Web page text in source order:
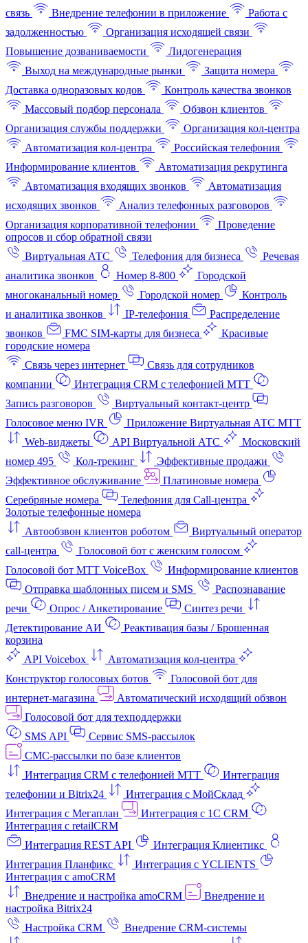
связь
Внедрение телефонии в приложение
Работа с
задолженностью
Организация исходящей связи
Повышение дозваниваемости
Лидогенерация
Выход на международные рынки
Защита номера
Доставка одноразовых кодов
Контроль качества звонков
Массовый подбор персонала
Обзвон клиентов
Организация службы поддержки
Организация кол-центра
Автоматизация кол-центра
Российская телефония
Информирование клиентов
Автоматизация рекрутинга
Автоматизация входящих звонков
Автоматизация
исходящих звонков
Анализ телефонных разговоров
Организация корпоративной телефонии
Проведение
опросов и сбор обратной связи
Виртуальная АТС
Телефония для бизнеса
Речевая
аналитика звонков
Номер 8-800
Городской
многоканальный номер
Городской номер
Контроль
и аналитика звонков
IP-телефония
Распределение
звонков
FMC SIM-карты для бизнеса
Красивые
городские номера
Связь через интернет
Связь для сотрудников
компании
Интеграция CRM с телефонией МТТ
Запись разговоров
Виртуальный контакт‑центр
Голосовое меню IVR
Приложение Виртуальная АТС МТТ
Web-виджеты
API Виртуальной АТС
Московский
номер 495
Кол-трекинг
Эффективные продажи
Эффективное обслуживание
Платиновые номера
Серебряные номера
Телефония для Call-центра
Золотые телефонные номера
Автообзвон клиентов роботом
Виртуальный оператор
call-центра
Голосовой бот с женским голосом
Голосовой бот МТТ VoiceBox
Информирование клиентов
Отправка шаблонных писем и SMS
Распознавание
речи
Опрос / Анкетирование
Синтез речи
Детектирование АИ
Реактивация базы / Брошенная
корзина
API Voicebox
Автоматизация кол‑центра
Конструктор голосовых ботов
Голосовой бот для
интернет‑магазина
Автоматический исходящий обзвон
Голосовой бот для техподдержки
SMS API
Сервис SMS-рассылок
СМС-рассылки по базе клиентов
Интеграция CRM с телефонией МТТ
Интеграция
телефонии и Bitrix24
Интеграция с МойСклад
Интеграция с Мегаплан
Интеграция с 1C CRM
Интеграция с retailCRM
Интеграция REST API
Интеграция Клиентикс
Интеграция Планфикс
Интеграция с YCLIENTS
Интеграция с amoCRM
Внедрение и настройка amoCRM
Внедрение и
настройка Bitrix24
Настройка CRM
Внедрение CRM-системы